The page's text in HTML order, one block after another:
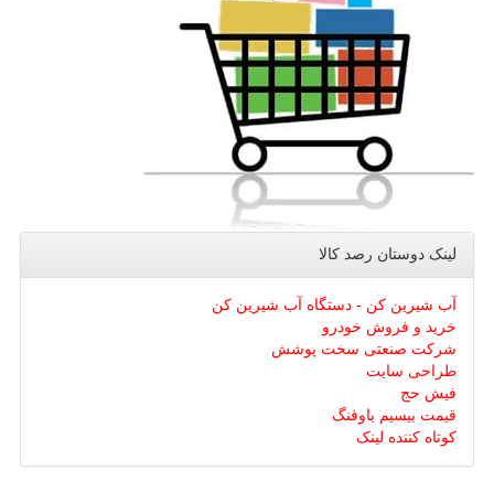
لینک دوستان رصد كالا
آب شیرین کن - دستگاه آب شیرین کن
خرید و فروش خودرو
شرکت صنعتی سخت پوشش
طراحی سایت
فیش حج
قیمت بیسیم باوفنگ
کوتاه کننده لینک